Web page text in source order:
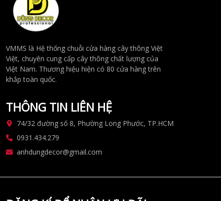
VMMS là Hệ thống chuỗi cửa hàng cây thông Việt
Việt, chuyên cung cấp cây thông chất lượng của
Việt Nam. Thương hiệu hiện có 80 cửa hàng trên
khắp toàn quốc.
THÔNG TIN LIÊN HỆ
74/32 đường số 8, Phường Long Phước, TP.HCM
0931.434.279
anhdungdecor@gmail.com